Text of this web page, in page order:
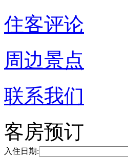
住客评论
周边景点
联系我们
客房预订
入住日期: